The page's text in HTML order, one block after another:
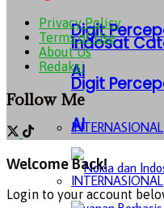
Digit
AI
INTERNASIONAL
Indosat
Digit
AI
INTERNASIONAL
Privacy Policy
Terms of Use
About Us
Redaksi
Follow Me
Welcome Back!
Login to your account